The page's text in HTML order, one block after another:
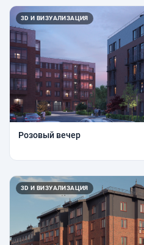
3D И ВИЗУАЛИЗАЦИЯ
Розовый вечер
3D И ВИЗУАЛИЗАЦИЯ